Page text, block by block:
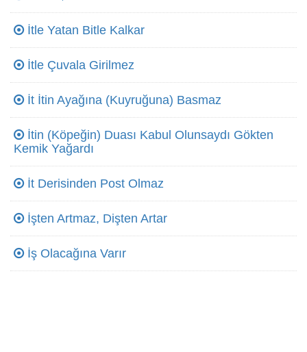
İtle Yatan Bitle Kalkar
İtle Çuvala Girilmez
İt İtin Ayağına (Kuyruğuna) Basmaz
İtin (Köpeğin) Duası Kabul Olunsaydı Gökten
Kemik Yağardı
İt Derisinden Post Olmaz
İşten Artmaz, Dişten Artar
İş Olacağına Varır